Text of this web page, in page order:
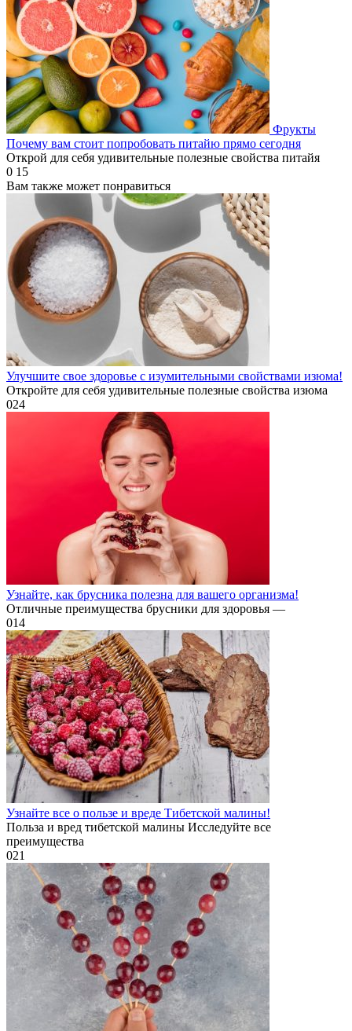
Фрукты
Почему вам стоит попробовать питайю прямо сегодня
Открой для себя удивительные полезные свойства питайя
0 15
Вам также может понравиться
Улучшите свое здоровье с изумительными свойствами изюма!
Откройте для себя удивительные полезные свойства изюма
024
Узнайте, как брусника полезна для вашего организма!
Отличные преимущества брусники для здоровья —
014
Узнайте все о пользе и вреде Тибетской малины!
Польза и вред тибетской малины Исследуйте все
преимущества
021